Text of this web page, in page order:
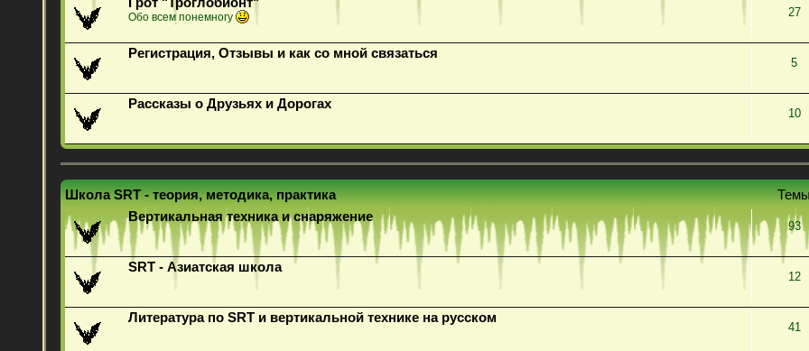
Обо всем понемногу 27
Регистрация, Отзывы и как со мной связаться
5
Рассказы о Друзьях и Дорогах
10
Школа SRT - теория, методика, практика
Вертикальная техника и снаряжение
93
SRT - Азиатская школа
12
Литература по SRT и вертикальной технике на русском
41